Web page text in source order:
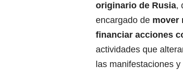
originario de Rusia,
encargado de mover
financiar acciones
actividades que
las manifestaciones